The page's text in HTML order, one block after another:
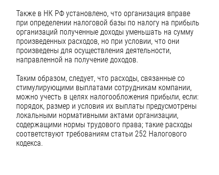
Также в НК РФ установлено, что организация вправе
при определении налоговой базы по налогу на прибыль
организаций полученные доходы уменьшать на сумму
произведенных расходов, но при условии, что они
произведены для осуществления деятельности,
направленной на получение доходов.
Таким образом, следует, что расходы, связанные со
стимулирующими выплатами сотрудникам компании,
можно учесть в целях налогообложения прибыли, если:
порядок, размер и условия их выплаты предусмотрены
локальными нормативными актами организации,
содержащими нормы трудового права; такие расходы
соответствуют требованиям статьи 252 Налогового
кодекса.